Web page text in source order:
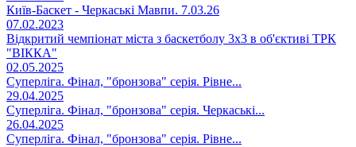
Київ-Баскет - Черкаські Мавпи. 7.03.26
07.02.2023
Відкритий чемпіонат міста з баскетболу 3х3 в об'єктиві ТРК
"ВІККА"
02.05.2025
Суперліга. Фінал, "бронзова" серія. Рівне...
29.04.2025
Суперліга. Фінал, "бронзова" серія. Черкаські...
26.04.2025
Суперліга. Фінал, "бронзова" серія. Рівне...